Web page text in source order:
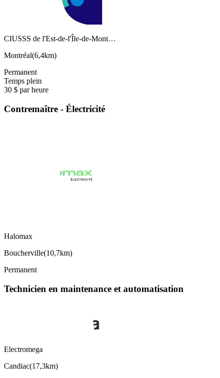
CIUSSS de l'Est-de-l'Île-de-Mont…
Montréal(6,4km)
Permanent
Temps plein
30 $ par heure
Contremaître - Électricité
Halomax
Boucherville(10,7km)
Permanent
Technicien en maintenance et automatisation
Electromega
Candiac(17,3km)